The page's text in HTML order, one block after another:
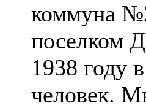
коммуна
поселком
1938 году
человек.